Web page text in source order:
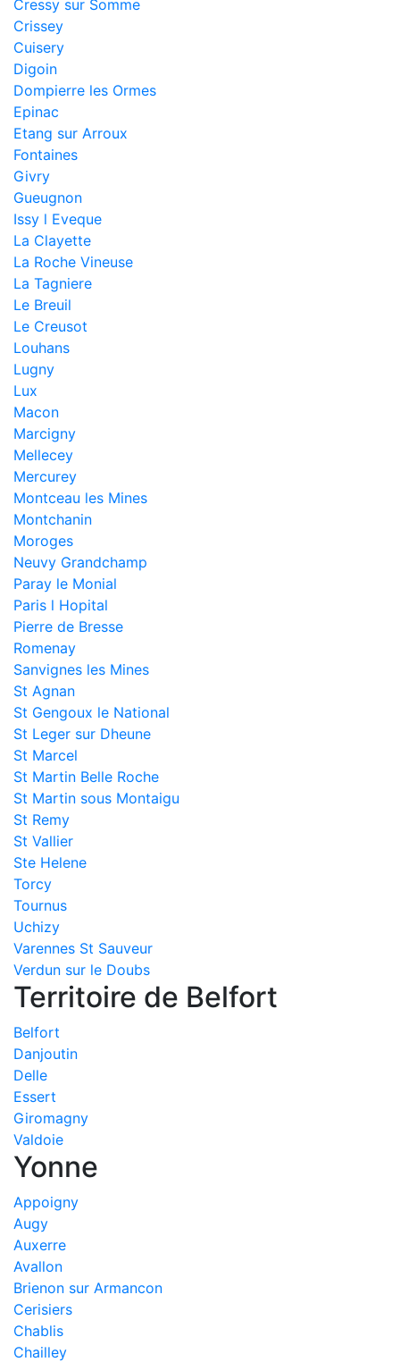
Cressy sur Somme
Crissey
Cuisery
Digoin
Dompierre les Ormes
Epinac
Etang sur Arroux
Fontaines
Givry
Gueugnon
Issy l Eveque
La Clayette
La Roche Vineuse
La Tagniere
Le Breuil
Le Creusot
Louhans
Lugny
Lux
Macon
Marcigny
Mellecey
Mercurey
Montceau les Mines
Montchanin
Moroges
Neuvy Grandchamp
Paray le Monial
Paris l Hopital
Pierre de Bresse
Romenay
Sanvignes les Mines
St Agnan
St Gengoux le National
St Leger sur Dheune
St Marcel
St Martin Belle Roche
St Martin sous Montaigu
St Remy
St Vallier
Ste Helene
Torcy
Tournus
Uchizy
Varennes St Sauveur
Verdun sur le Doubs
Territoire de Belfort
Belfort
Danjoutin
Delle
Essert
Giromagny
Valdoie
Yonne
Appoigny
Augy
Auxerre
Avallon
Brienon sur Armancon
Cerisiers
Chablis
Chailley